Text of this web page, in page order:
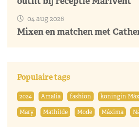
04 aug 2026
Mixen en matchen met
Populaire tags
2024 Amalia fashion koningin
Mary
Mathilde Mode Máxima